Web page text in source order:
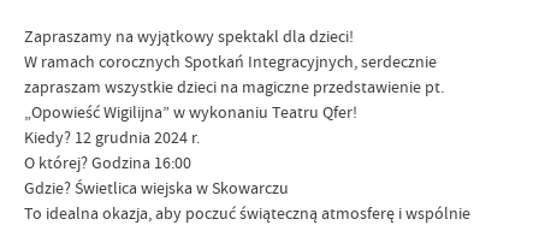
Zapraszamy na wyjątkowy spektakl dla dzieci!
W ramach corocznych Spotkań Integracyjnych, serdecznie
zapraszam wszystkie dzieci na magiczne przedstawienie pt.
„Opowieść Wigilijna” w wykonaniu Teatru Qfer!
Kiedy? 12 grudnia 2024 r.
O której? Godzina 16:00
Gdzie? Świetlica wiejska w Skowarczu
To idealna okazja, aby poczuć świąteczną atmosferę i wspólnie